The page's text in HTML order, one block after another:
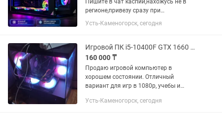
Пишите в чат каспий,нахожусь не в
регионе,привезу сразу при
необходимости! Цена на системный
блок. На остальное писать по
9800x3d Видеокарта Видеокарта
Gigabyte...
Усть-Каменогорск, сегодня
Игровой ПК i5-10400F GTX 1660 6GB 16GB RAM DDR4 500 SSD
160 000 ₸
Продаю игровой компьютер в
хорошем состоянии. Отличный
вариант для игр в 1080p, учебы и
Видеокарта: NVIDIA GeForce GTX 1660
Усть-Каменогорск, сегодня